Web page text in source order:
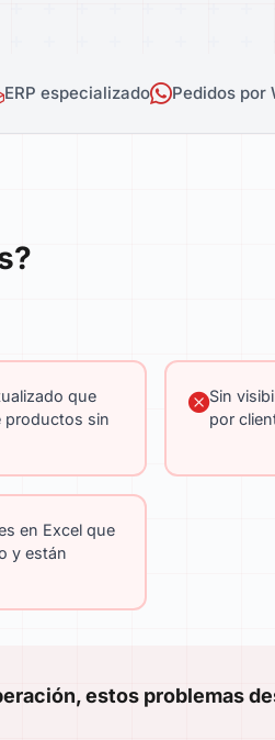
ERP especializado Pedidos por
que
productos sin
Sin
por
en Excel que
y están
estos problemas